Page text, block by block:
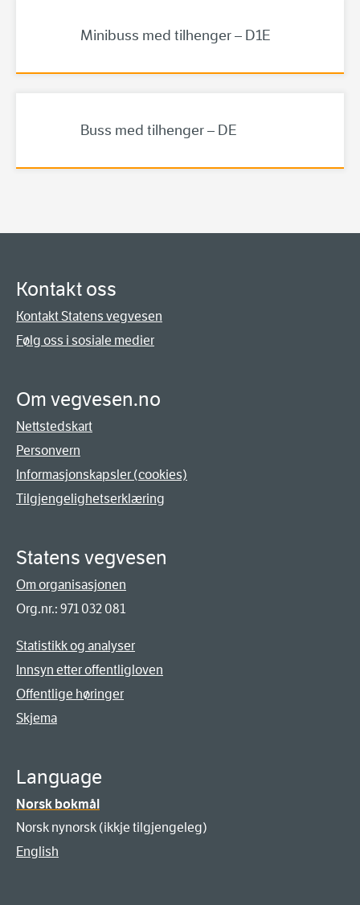
Minibuss med tilhenger – D1E
Buss med tilhenger – DE
Kontakt oss
Kontakt Statens vegvesen
Følg oss i sosiale medier
Om vegvesen.no
Nettstedskart
Personvern
Informasjonskapsler (cookies)
Tilgjengelighetserklæring
Statens vegvesen
Om organisasjonen
Org.nr.: 971 032 081
Statistikk og analyser
Innsyn etter offentligloven
Offentlige høringer
Skjema
Language
Norsk bokmål
Norsk nynorsk (ikkje tilgjengeleg)
English